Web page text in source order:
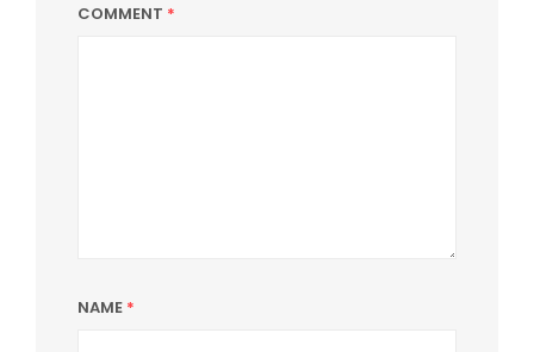
COMMENT *
NAME *